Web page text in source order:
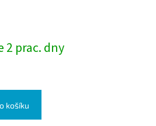
2 prac. dny
košíku